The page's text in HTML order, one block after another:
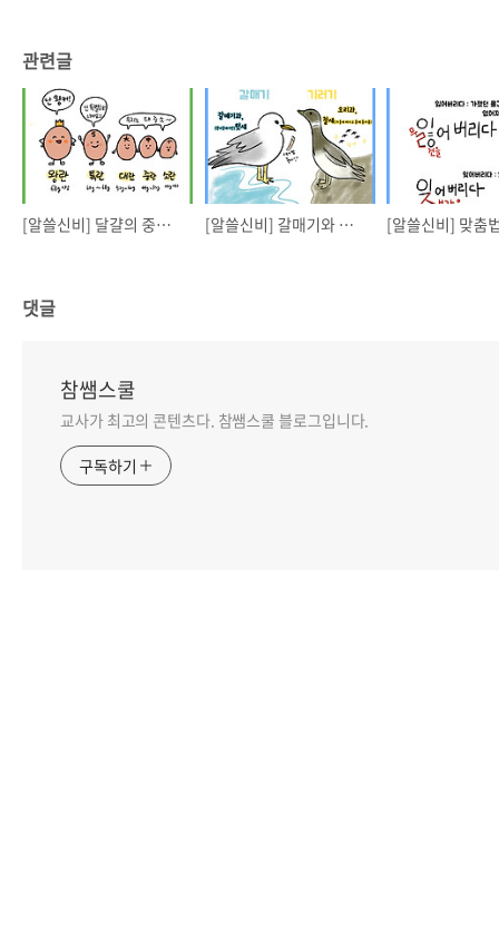
관련글
[알쓸신비] 달걀의 중량 규격 [알쓸신비] 갈매기와 기러기
댓글
참쌤스쿨
교사가 최고의 콘텐츠다. 참쌤스쿨 블로그입니다.
구독하기